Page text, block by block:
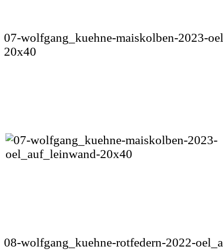
07-wolfgang_kuehne-maiskolben-2023-
20x40
08-wolfgang_kuehne-rotfedern-2022-